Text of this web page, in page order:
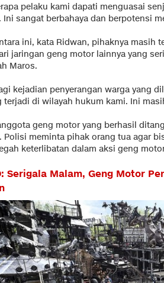
pelaku kami dapati menguasai
Ini sangat berbahaya dan berpotensi
ini, kata Ridwan, pihaknya masih
jaringan geng motor lainnya yang
Maros.
kejadian penyerangan warga yang
terjadi di wilayah hukum kami. Ini
geng motor yang berhasil
Polisi meminta pihak orang tua agar
keterlibatan dalam aksi geng
Serigala Malam, Geng Motor